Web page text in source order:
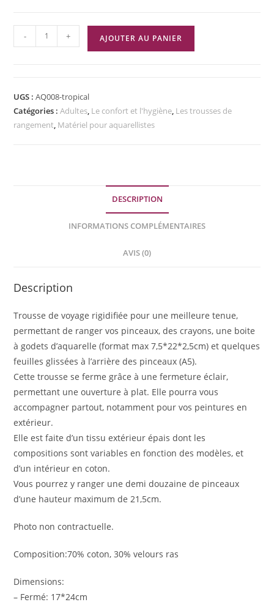
quantité
de
voyage
- + AJOUTER AU PANIER
UGS :AQ008-tropical
Catégories :Adultes, Le confort et l'hygiène, Les trousses de
rangement, Matériel pour aquarellistes
DESCRIPTION
INFORMATIONS COMPLÉMENTAIRES
AVIS (0)
Description
Trousse de voyage rigidifiée pour une meilleure tenue,
permettant de ranger vos pinceaux, des crayons, une boite
à godets d’aquarelle (format max 7,5*22*2,5cm) et quelques
feuilles glissées à l’arrière des pinceaux (A5).
Cette trousse se ferme grâce à une fermeture éclair,
permettant une ouverture à plat. Elle pourra vous
accompagner partout, notamment pour vos peintures en
extérieur.
Elle est faite d’un tissu extérieur épais dont les
compositions sont variables en fonction des modèles, et
d’un intérieur en coton.
Vous pourrez y ranger une demi douzaine de pinceaux
d’une hauteur maximum de 21,5cm.
Photo non contractuelle.
Composition:70% coton, 30% velours ras
Dimensions:
– Fermé: 17*24cm